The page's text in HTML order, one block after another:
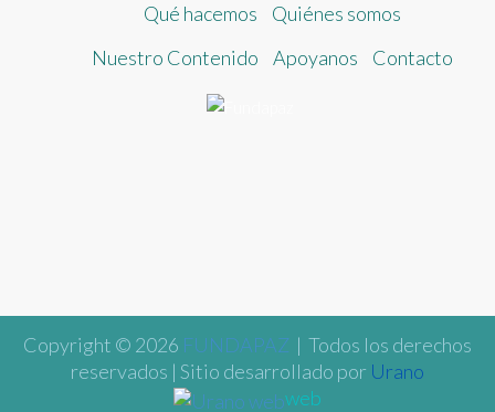
Qué hacemos
Quiénes somos
Nuestro Contenido
Apoyanos Contacto
Copyright © 2026 FUNDAPAZ | Todos los derechos
reservados | Sitio desarrollado por Urano
web